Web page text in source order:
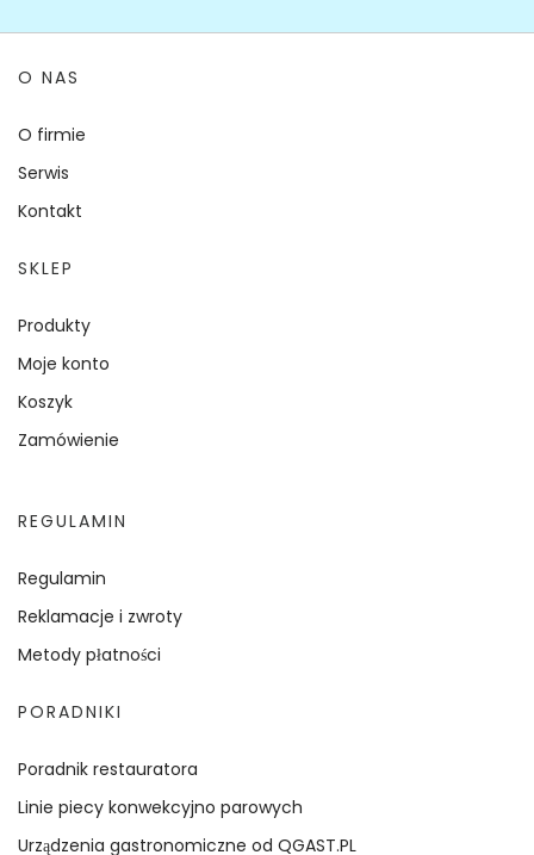
O NAS
O firmie
Serwis
Kontakt
SKLEP
Produkty
Moje konto
Koszyk
Zamówienie
REGULAMIN
Regulamin
Reklamacje i zwroty
Metody płatności
PORADNIKI
Poradnik restauratora
Linie piecy konwekcyjno parowych
Urządzenia gastronomiczne od QGAST.PL